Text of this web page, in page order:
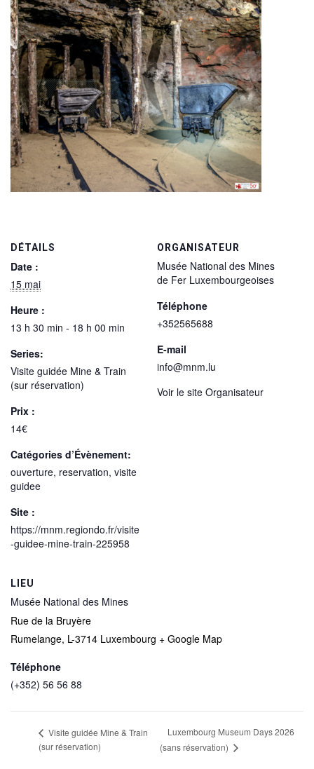
DÉTAILS
Date :
15 mai
Heure :
13 h 30 min - 18 h 00 min
Series:
Visite guidée Mine & Train
(sur réservation)
Prix :
14€
Catégories d’Évènement:
ouverture, reservation, visite
guidee
Site :
https://mnm.regiondo.fr/visite
-guidee-mine-train-225958
LIEU
Musée National des Mines
Rue de la Bruyère
Rumelange, L-3714 Luxembourg + Google Map
Téléphone
(+352) 56 56 88
ORGANISATEUR
Musée National des Mines
de Fer Luxembourgeoises
Téléphone
+352565688
E-mail
info@mnm.lu
Voir le site Organisateur
Visite guidée Mine & Train
(sur réservation)
Luxembourg Museum Days 2026
(sans réservation)